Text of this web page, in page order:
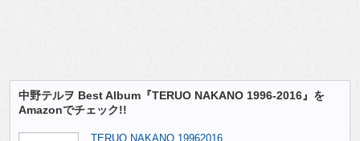
中野テルヲ Best Album『TERUO NAKANO 1996-2016』を
Amazonでチェック!!
TERUO NAKANO 1996­2016